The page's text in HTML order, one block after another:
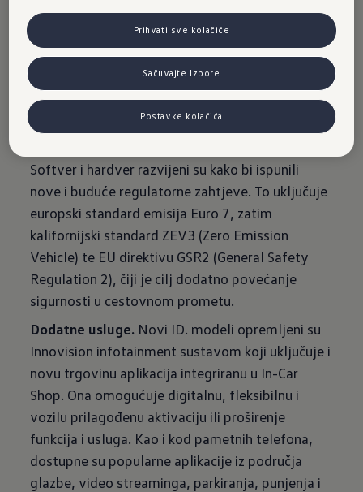
softvera donosi više performansi i još bolje
korisničko iskustvo za ID. modele. Novi
Volkswagen električni modeli u malom i
kompaktnom segmentu - ID. Polo, ID. Polo GTI i
ID. Cross - uskoro će također stići na tržište s
ovim inovacijama, nudeći veću fleksibilnost u
Softver i hardver razvijeni su kako bi ispunili
nove i buduće regulatorne zahtjeve. To uključuje
europski standard emisija Euro 7, zatim
kalifornijski standard ZEV3 (Zero Emission
Vehicle) te EU direktivu GSR2 (General Safety
Regulation 2), čiji je cilj dodatno povećanje
sigurnosti u cestovnom prometu.
Dodatne usluge. Novi ID. modeli opremljeni su
Innovision infotainment sustavom koji uključuje i
novu trgovinu aplikacija integriranu u In-Car
Shop. Ona omogućuje digitalnu, fleksibilnu i
vozilu prilagođenu aktivaciju ili proširenje
funkcija i usluga. Kao i kod pametnih telefona,
dostupne su popularne aplikacije iz područja
glazbe, video streaminga, parkiranja, punjenja i
Prihvati sve kolačiće
Sačuvajte Izbore
Postavke kolačića